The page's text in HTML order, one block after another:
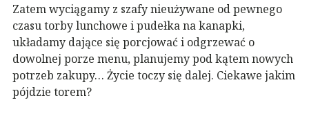
Zatem wyciągamy z szafy nieużywane od pewnego
czasu torby lunchowe i pudełka na kanapki,
układamy dające się porcjować i odgrzewać o
dowolnej porze menu, planujemy pod kątem nowych
potrzeb zakupy… Życie toczy się dalej. Ciekawe jakim
pójdzie torem?